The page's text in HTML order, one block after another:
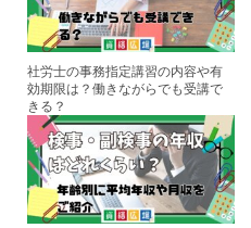
社労士の事務指定講習の内容や有
効期限は？働きながらでも受講で
きる？